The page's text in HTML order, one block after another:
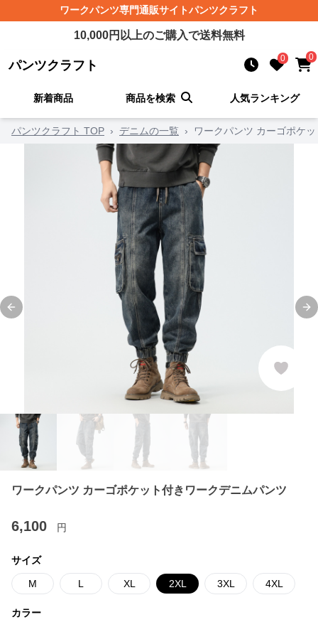
ワークパンツ専門通販サイトパンツクラフト
10,000円以上のご購入で送料無料
パンツクラフト 0 0
新着商品 商品を検索 人気ランキング
パンツクラフト TOP › デニムの一覧 › ワークパンツ カーゴポケ
Previous slide
ワークパンツ カーゴポケット付きワークデニムパンツ
6,100 円
サイズ
M L XL 2XL 3XL 4XL
カラー